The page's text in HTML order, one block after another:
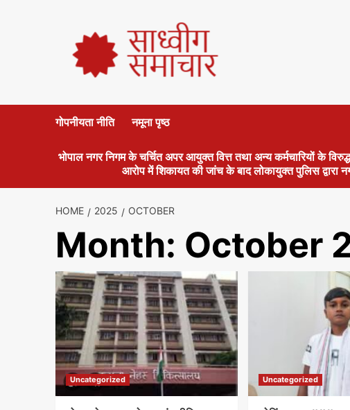
गोपनीयता नीति नमूना पृष्ठ
भोपाल नगर निगम के चर्चित अपर आयुक्त वित्त तथा अन्य कर्मचारियों के
आरोप में शिकायत की जांच के बाद लोकायुक्त पुलिस
HOME 2025 OCTOBER
Month: October
Uncategorized Uncategorized